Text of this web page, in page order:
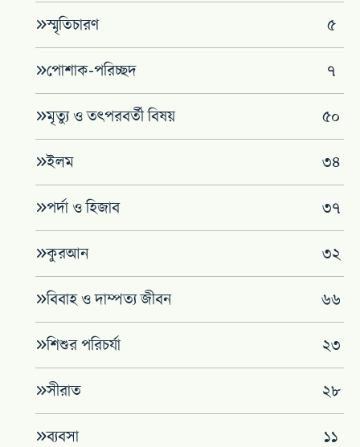
স্মৃতিচারণ ৫
পোশাক-পরিচ্ছদ ৭
মৃত্যু ও তৎপরবর্তী বিষয় ৫০
ইলম ৩৪
পর্দা ও হিজাব ৩৭
কুরআন ৩২
বিবাহ ও দাম্পত্য জীবন ৬৬
শিশুর পরিচর্যা ২৩
সীরাত ২৮
ব্যবসা ১১